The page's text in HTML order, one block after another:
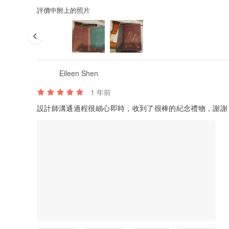
評價中附上的照片
Eileen Shen
1 年前
設計師溝通過程很細心即時，收到了很棒的紀念禮物，謝